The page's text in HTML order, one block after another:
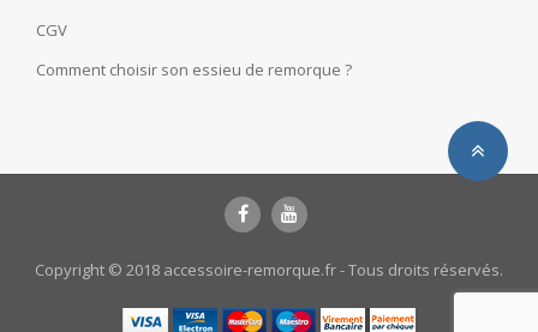
CGV
Comment choisir son essieu de remorque ?
Copyright © 2018 accessoire-remorque.fr - Tous droits réservés.